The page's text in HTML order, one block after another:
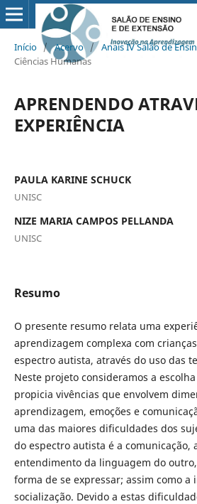
Início / Acervo / Anais IV Salão de
Ciências Humanas
APRENDENDO
EXPERIÊNCIA
PAULA KARINE SCHUCK
UNISC
NIZE MARIA CAMPOS PELLANDA
UNISC
Resumo
O presente resumo relata uma
aprendizagem complexa com
espectro autista, através do uso das
Neste projeto consideramos a
propicia vivências que envolvem
aprendizagem, emoções e
uma das maiores dificuldades dos
do espectro autista é a comunicação,
entendimento da linguagem do
forma de se expressar; assim como a
socialização. Devido a estas